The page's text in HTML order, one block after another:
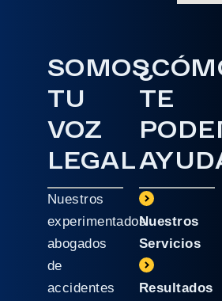
SOMOS
TU
VOZ
LEGAL
Nuestros
experimentados
abogados
de
accidentes
TE
Nuestros
Servicios
Resultados